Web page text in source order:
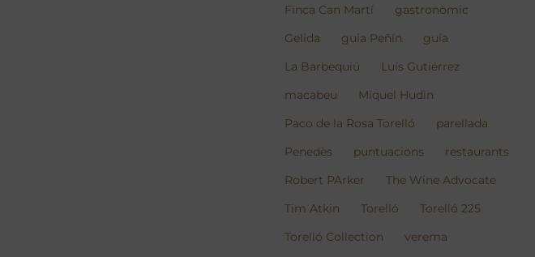
Finca Can Martí gastronòmic
Gelida guia Peñín guía
La Barbequiú Luís Gutiérrez
macabeu Miquel Hudin
Paco de la Rosa Torelló parellada
Penedès puntuacions restaurants
Robert PArker The Wine Advocate
Tim Atkin Torelló Torelló 225
Torelló Collection verema